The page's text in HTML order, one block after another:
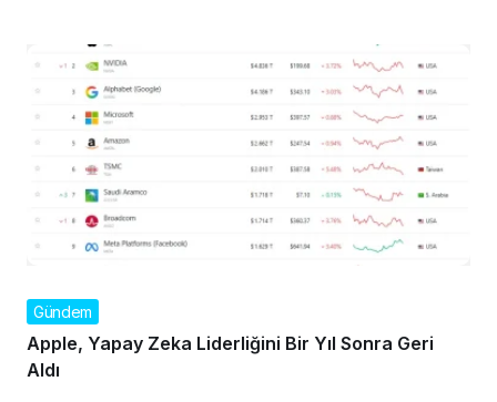
Gündem
Apple, Yapay Zeka Liderliğini Bir Yıl Sonra Geri
Aldı